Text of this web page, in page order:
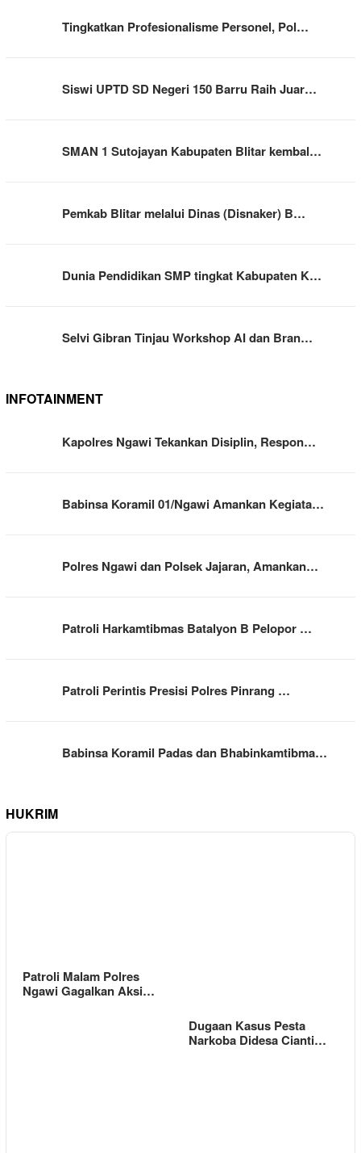
Tingkatkan Profesionalisme Personel, Pol…
Siswi UPTD SD Negeri 150 Barru Raih Juar…
SMAN 1 Sutojayan Kabupaten Blitar kembal…
Pemkab Blitar melalui Dinas (Disnaker) B…
Dunia Pendidikan SMP tingkat Kabupaten K…
Selvi Gibran Tinjau Workshop AI dan Bran…
INFOTAINMENT
Kapolres Ngawi Tekankan Disiplin, Respon…
Babinsa Koramil 01/Ngawi Amankan Kegiata…
Polres Ngawi dan Polsek Jajaran, Amankan…
Patroli Harkamtibmas Batalyon B Pelopor …
Patroli Perintis Presisi Polres Pinrang …
Babinsa Koramil Padas dan Bhabinkamtibma…
HUKRIM
Patroli Malam Polres
Ngawi Gagalkan Aksi…
Dugaan Kasus Pesta
Narkoba Didesa Cianti…